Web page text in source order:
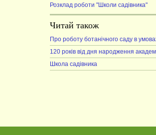
Розклад роботи "Школи садівника"
Читай також
Про роботу ботанічного саду в
120 років від дня народження
Школа садівника